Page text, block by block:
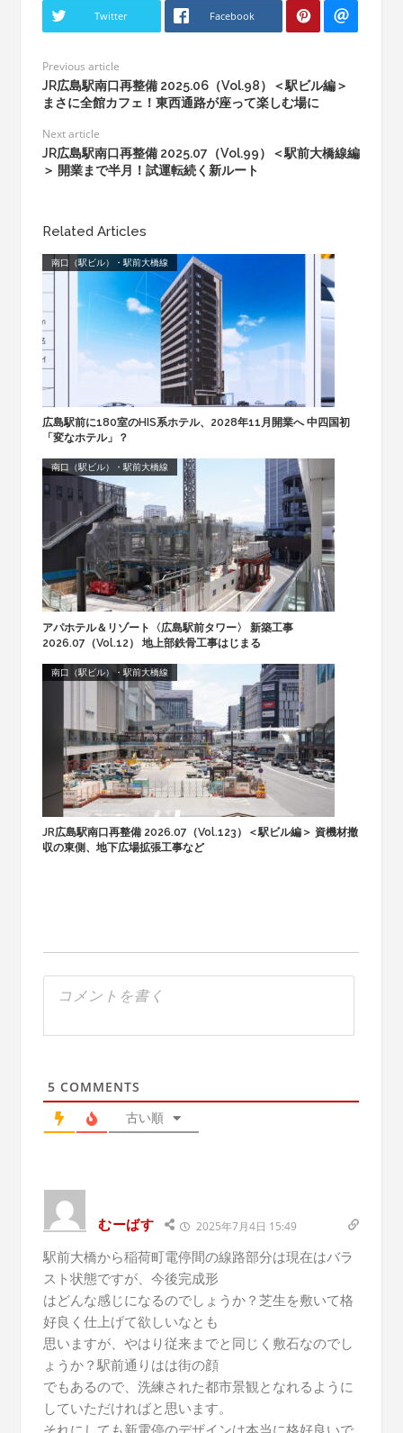
Twitter Facebook
Previous article
JR広島駅南口再整備 2025.06（Vol.98）＜駅ビル編＞
まさに全館カフェ！東西通路が座って楽しむ場に
Next article
JR広島駅南口再整備 2025.07（Vol.99）＜駅前大橋線編
＞ 開業まで半月！試運転続く新ルート
Related Articles
南口（駅ビル）・駅前大橋線
広島駅前に180室のHIS系ホテル、2028年11月開業へ 中四国初
「変なホテル」？
南口（駅ビル）・駅前大橋線
アパホテル＆リゾート〈広島駅前タワー〉 新築工事
2026.07（Vol.12） 地上部鉄骨工事はじまる
南口（駅ビル）・駅前大橋線
JR広島駅南口再整備 2026.07（Vol.123）＜駅ビル編＞ 資機材撤
収の東側、地下広場拡張工事など
5 COMMENTS
古い順
むーばす 2025年7月4日 15:49
駅前大橋から稲荷町電停間の線路部分は現在はバラ
スト状態ですが、今後完成形
はどんな感じになるのでしょうか？芝生を敷いて格
好良く仕上げて欲しいなとも
思いますが、やはり従来までと同じく敷石なのでし
ょうか？駅前通りはは街の顔
でもあるので、洗練された都市景観となれるように
していただければと思います。
それにしても新電停のデザインは本当に格好良いで